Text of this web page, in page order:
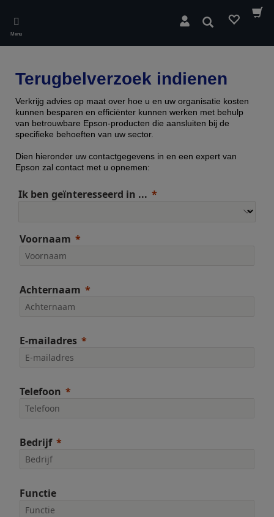
main
content
Menu
Zoeken
Terugbelverzoek indienen
Verkrijg advies op maat over hoe u en uw organisatie kosten
kunnen besparen en efficiënter kunnen werken met behulp
van betrouwbare Epson-producten die aansluiten bij de
specifieke behoeften van uw sector.
Dien hieronder uw contactgegevens in en een expert van
Epson zal contact met u opnemen:
Ik ben geïnteresseerd in ...
Voornaam
Achternaam
E-mailadres
Telefoon
Bedrijf
Functie